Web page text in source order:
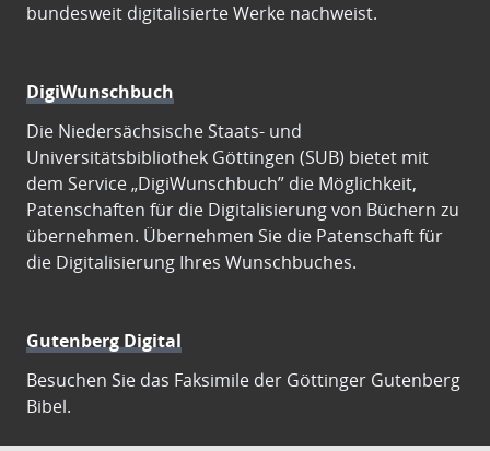
bundesweit digitalisierte Werke nachweist.
DigiWunschbuch
Die Niedersächsische Staats- und
Universitätsbibliothek Göttingen (SUB) bietet mit
dem Service „DigiWunschbuch” die Möglichkeit,
Patenschaften für die Digitalisierung von Büchern zu
übernehmen. Übernehmen Sie die Patenschaft für
die Digitalisierung Ihres Wunschbuches.
Gutenberg Digital
Besuchen Sie das Faksimile der Göttinger Gutenberg
Bibel.